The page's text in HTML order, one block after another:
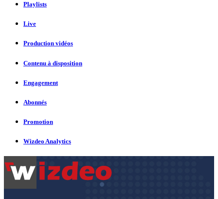
Playlists
Live
Production vidéos
Contenu à disposition
Engagement
Abonnés
Promotion
Wizdeo Analytics